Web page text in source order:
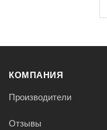
КОМПАНИЯ
Производители
Отзывы